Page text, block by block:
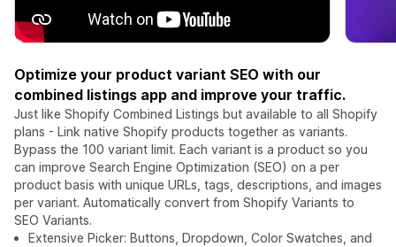
Optimize your product variant SEO with our
combined listings app and improve your traffic.
Just like Shopify Combined Listings but available to all Shopify
plans - Link native Shopify products together as variants.
Bypass the 100 variant limit. Each variant is a product so you
can improve Search Engine Optimization (SEO) on a per
product basis with unique URLs, tags, descriptions, and images
per variant. Automatically convert from Shopify Variants to
SEO Variants.
Extensive Picker: Buttons, Dropdown, Color Swatches, and